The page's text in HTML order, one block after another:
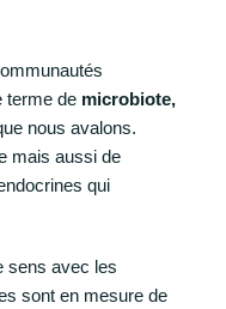
terme de microbiote,
nous avalons.
mais aussi de
qui
sens avec les
sont en mesure de